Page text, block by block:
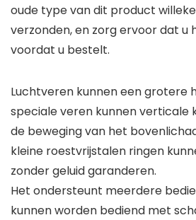
oude type van dit product
verzonden, en zorg ervoor dat u
voordat u bestelt.
Luchtveren kunnen een grotere
speciale veren kunnen verticale
de beweging van het
kleine roestvrijstalen ringen
zonder geluid garanderen.
Het ondersteunt meerdere
kunnen worden bediend met